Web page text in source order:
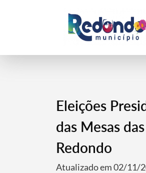
Eleições
das Mesas
Redondo
Atualizado em 02/11/